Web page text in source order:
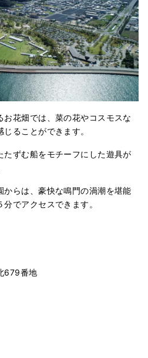
花畑では、菜の花やコスモスな
ることができます。
たずむ船をモチーフにした遊具が
からは、豪快な鳴門の渦潮を堪能
でアクセスできます。
679番地